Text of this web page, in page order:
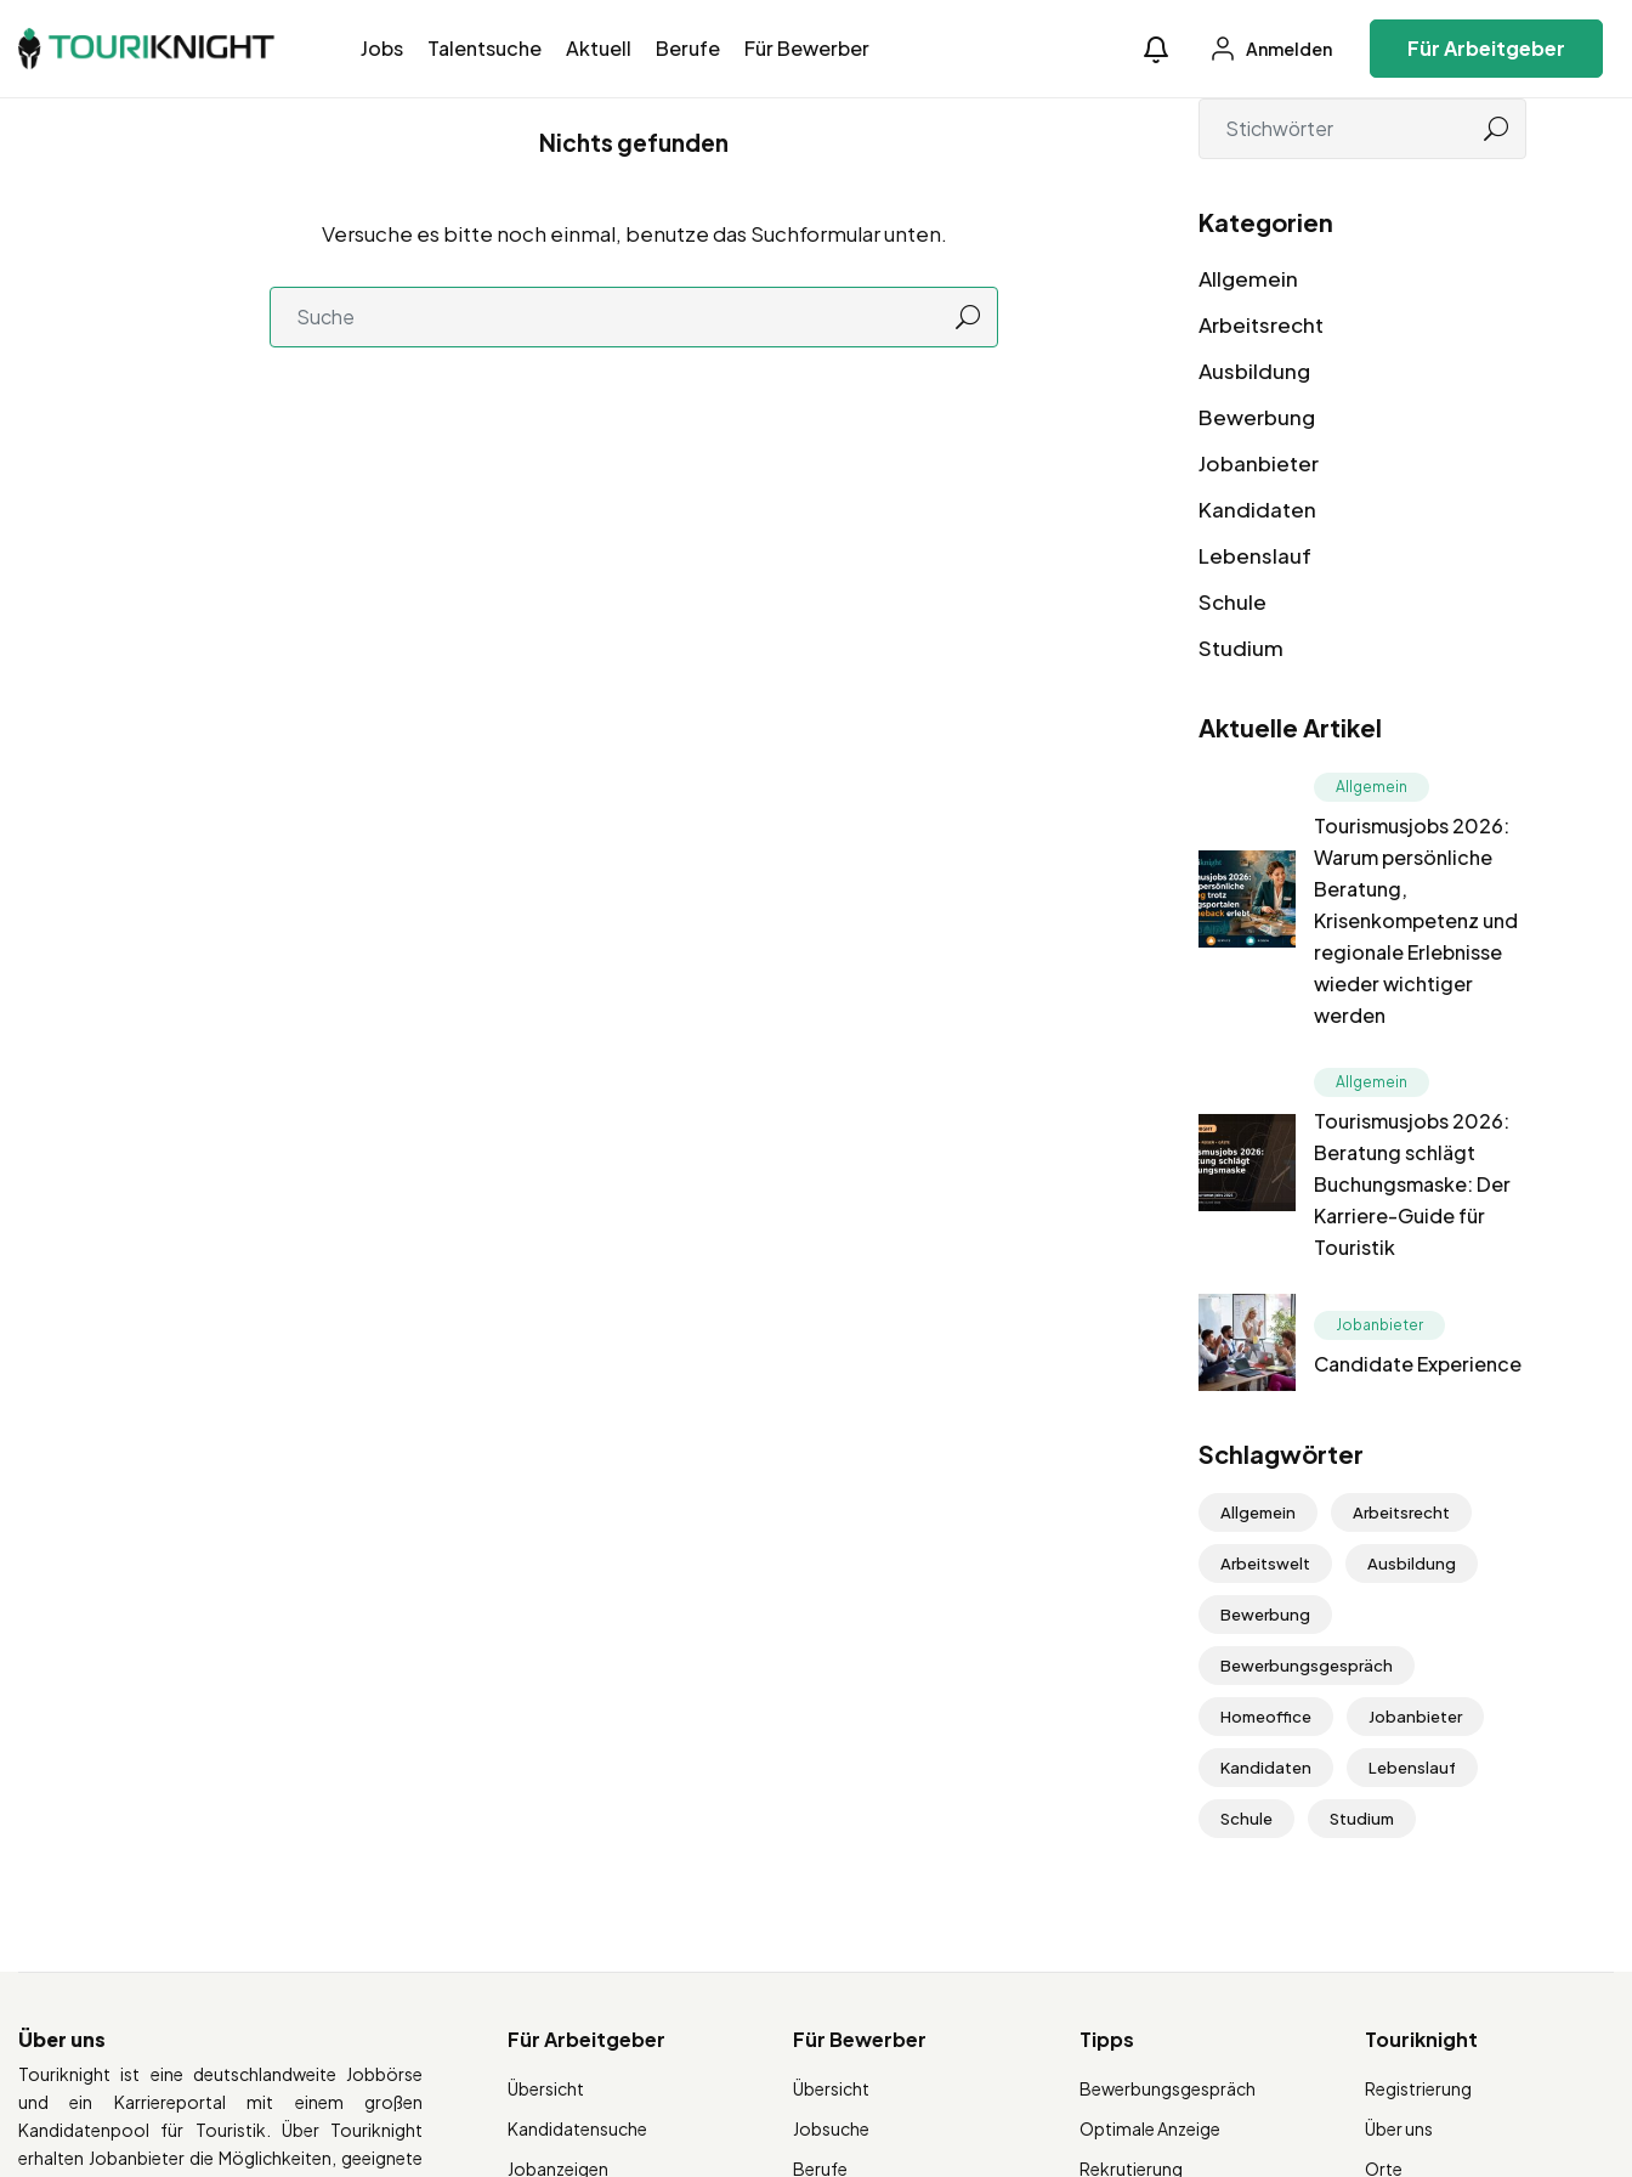
Jobs Talentsuche Aktuell Berufe Für Bewerber Anmelden Für Arbeitgeber
Nichts gefunden
Versuche es bitte noch einmal, benutze das Suchformular unten. Kategorien
Allgemein
Arbeitsrecht
Ausbildung
Bewerbung
Jobanbieter
Kandidaten
Lebenslauf
Schule
Studium
Aktuelle Artikel
Allgemein
Tourismusjobs 2026:
Warum persönliche
Beratung,
Krisenkompetenz und
regionale Erlebnisse
wieder wichtiger
werden
Allgemein
Tourismusjobs 2026:
Beratung schlägt
Buchungsmaske: Der
Karriere-Guide für
Touristik
Jobanbieter
Candidate Experience
Schlagwörter
Allgemein Arbeitsrecht
Arbeitswelt Ausbildung
Bewerbung
Bewerbungsgespräch
Homeoffice Jobanbieter
Kandidaten Lebenslauf
Schule Studium
Über uns
Touriknight ist eine deutschlandweite Jobbörse
und ein Karriereportal mit einem großen
Kandidatenpool für Touristik. Über Touriknight
erhalten Jobanbieter die Möglichkeiten, geeignete
Für Arbeitgeber
Übersicht
Kandidatensuche
Jobanzeigen
Für Bewerber
Übersicht
Jobsuche
Berufe
Tipps
Bewerbungsgespräch
Optimale Anzeige
Rekrutierung
Touriknight
Registrierung
Über uns
Orte